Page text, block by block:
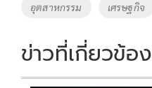
อุตสาหกรรม เศรษฐกิจ
ข่าวที่เกี่ยวข้อง